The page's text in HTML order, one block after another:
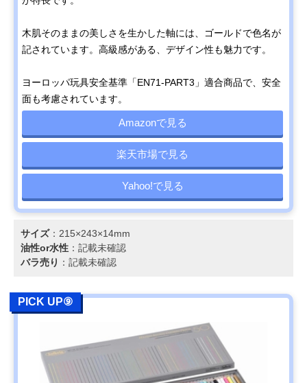
木肌そのままの美しさを生かした軸には、ゴールドで色名が
記されています。高級感がある、デザイン性も魅力です。
ヨーロッパ玩具安全基準「EN71-PART3」適合商品で、安全
面も考慮されています。
Amazonで見る
楽天市場で見る
Yahoo!で見る
サイズ：215×243×14mm
油性or水性 ：記載未確認
バラ売り ：記載未確認
PICK UP⑨